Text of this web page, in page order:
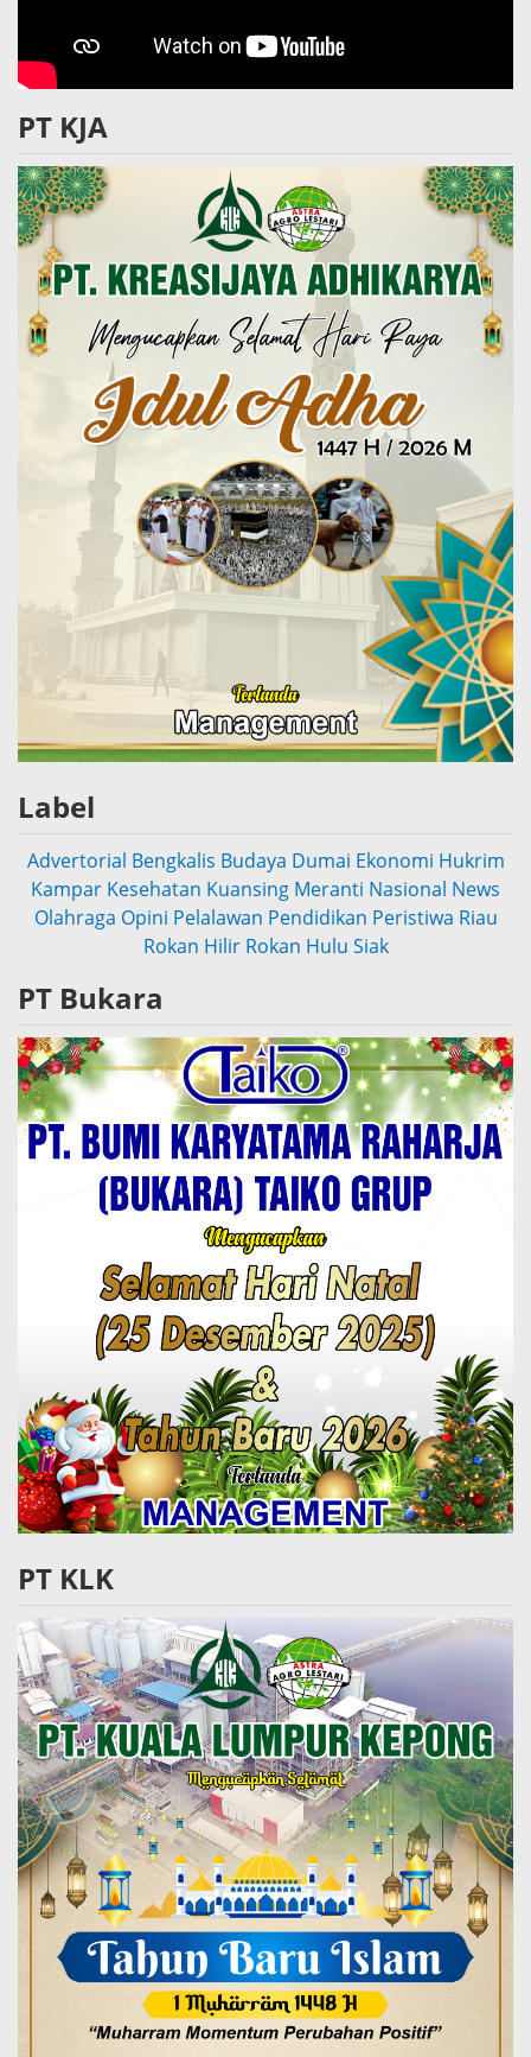
PT KJA
Label
Advertorial Bengkalis Budaya Dumai Ekonomi Hukrim
Kampar Kesehatan Kuansing Meranti Nasional News
Olahraga Opini Pelalawan Pendidikan Peristiwa Riau
Rokan Hilir Rokan Hulu Siak
PT Bukara
PT KLK